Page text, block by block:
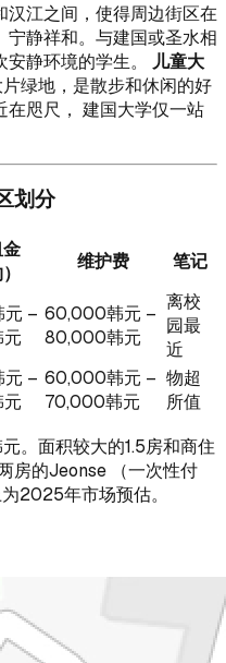
江之间，使得周边街区在
静祥和。与建国或圣水相
静环境的学生。 儿童大
绿地，是散步和休闲的好
在咫尺， 建国大学仅一站
划分
维护费 笔记
元 – 60,000韩元 –
80,000韩元
离校
园最
近
元 – 60,000韩元 –
70,000韩元
物超
所值
。面积较大的1.5房和商住
房的Jeonse （一次性付
2025年市场预估。